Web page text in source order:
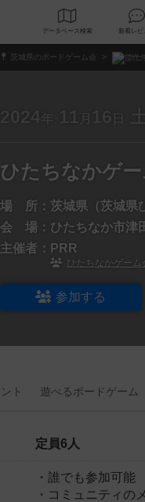
データベース 検索
茨城県のボードゲーム会 ひた
2024年 11 月 16 日 土
ひたちなかゲ
場 所： 茨城県（茨城県
会 場： ひたちなか市津
主催者： PRR
ひたちなかゲーム
参加する
ト 遊べるボードゲーム
定員6人
・誰でも参加可能
・コミュニティの